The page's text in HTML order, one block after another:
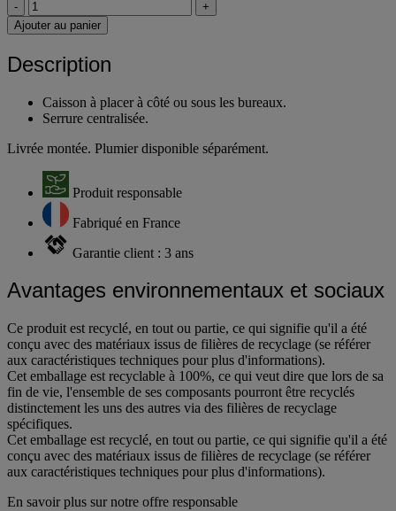
-
+
Ajouter au panier
Description
Caisson à placer à côté ou sous les bureaux.
Serrure centralisée.
Livrée montée. Plumier disponible séparément.
Produit responsable
Fabriqué en France
Garantie client : 3 ans
Avantages environnementaux et sociaux
Ce produit est recyclé, en tout ou partie, ce qui signifie qu'il a été
conçu avec des matériaux issus de filières de recyclage (se référer
aux caractéristiques techniques pour plus d'informations).
Cet emballage est recyclable à 100%, ce qui veut dire que lors de sa
fin de vie, l'ensemble de ses composants pourront être recyclés
distinctement les uns des autres via des filières de recyclage
spécifiques.
Cet emballage est recyclé, en tout ou partie, ce qui signifie qu'il a été
conçu avec des matériaux issus de filières de recyclage (se référer
aux caractéristiques techniques pour plus d'informations).
En savoir plus sur notre offre responsable